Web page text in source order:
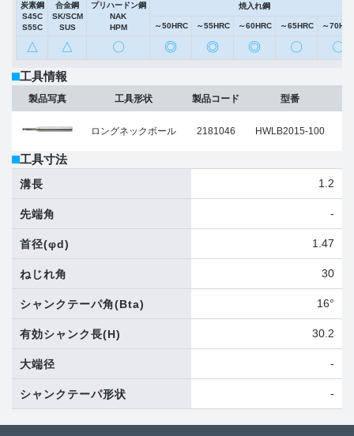
炭素鋼
S45C
S55C
合金鋼
SK/SCM
SUS
プリハードン鋼
NAK
HPM
焼入れ鋼
～50HRC ～55HRC ～60HRC ～65HRC ～
△ △ 〇 ◎ ◎ ◎ 〇 〇
工具情報
製品写真 工具形状
ロングネックボール
製品コード
2181046
型番
HWLB2015-100
工具寸法
溝長 1.2
先端角 -
首径(φd) 1.47
ねじれ角 30
シャンクテーパ角(Bta) 16°
有効シャンク長(H) 30.2
大端径 -
シャンクテーパ形状 -